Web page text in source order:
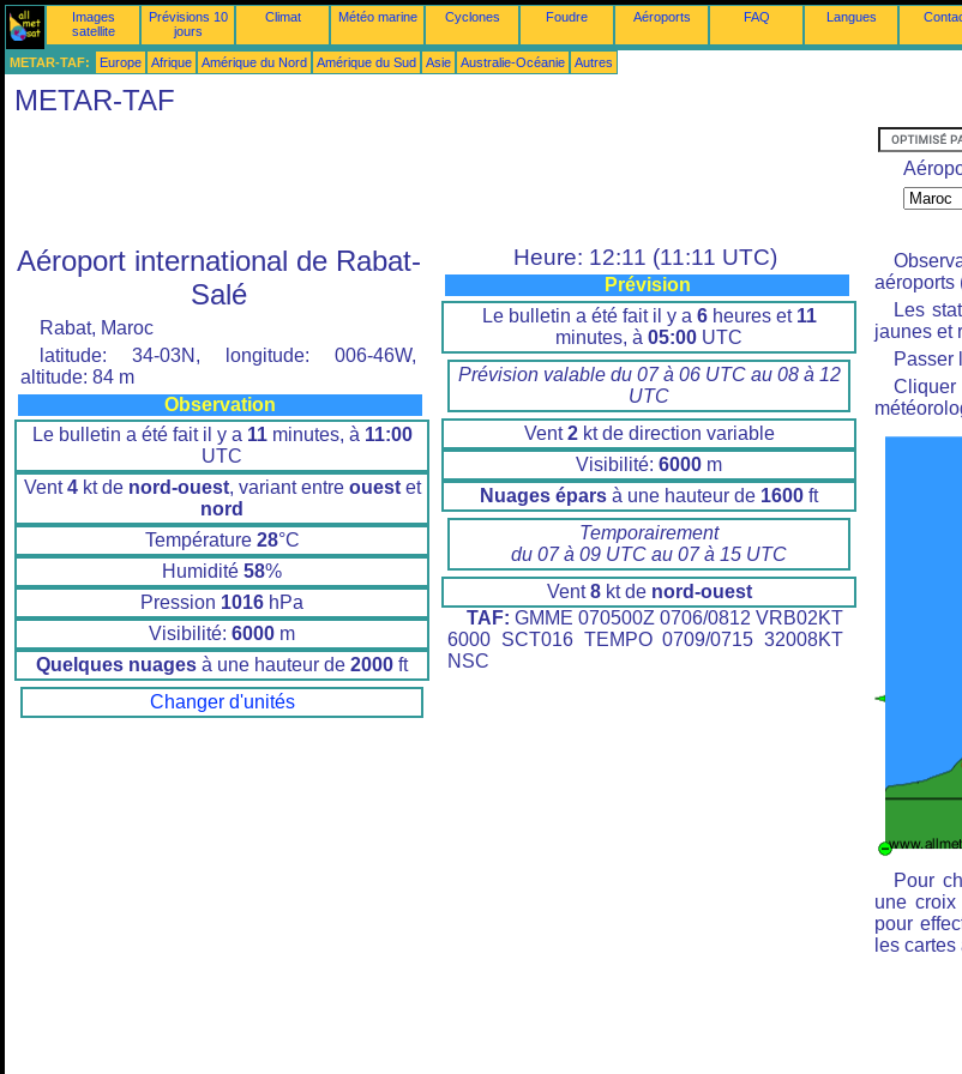
Images
satellite
Prévisions 10
jours
Climat Météo marine Cyclones Foudre Aéroports FAQ Langues
METAR-TAF: Europe Afrique Amérique du Nord Amérique du Sud Asie Australie-Océanie Autres
METAR-TAF
Aéroport international de Rabat-
Salé
Rabat, Maroc
latitude: 34-03N, longitude: 006-46W,
altitude: 84 m
Observation
Le bulletin a été fait il y a 11minutes, à 11:00
UTC
Vent4kt de nord-ouest, variant entre ouestet
nord
Température 28°C
Humidité 58%
Pression 1016 hPa
Visibilité: 6000 m
Quelques nuages à une hauteur de 2000 ft
Changer d'unités
Heure: 12:11 (11:11 UTC)
Prévision
Le bulletin a été fait il y a 6heures et 11
minutes, à 05:00 UTC
Prévision valable du 07 à 06 UTC au 08 à 12
UTC
Vent2kt de direction variable
Visibilité: 6000 m
Nuages épars à une hauteur de 1600 ft
Temporairement
du 07 à 09 UTC au 07 à 15 UTC
Vent8kt de nord-ouest
TAF: GMME 070500Z 0706/0812 VRB02KT
6000 SCT016 TEMPO 0709/0715 32008KT
NSC
aéroports
Les
jaunes et
Passer
Pour
une
pour
les